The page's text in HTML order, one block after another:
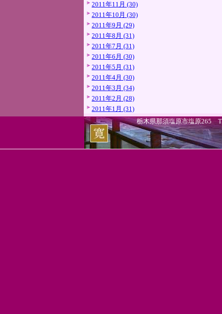
2011年11月 (30)
2011年10月 (30)
2011年9月 (29)
2011年8月 (31)
2011年7月 (31)
2011年6月 (30)
2011年5月 (31)
2011年4月 (30)
2011年3月 (34)
2011年2月 (28)
2011年1月 (31)
栃木県那須塩原市塩原265